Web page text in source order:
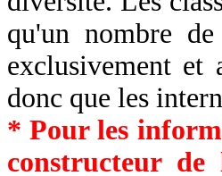
qu'un nombre
exclusivement et
donc que les
* Pour les
constructeur